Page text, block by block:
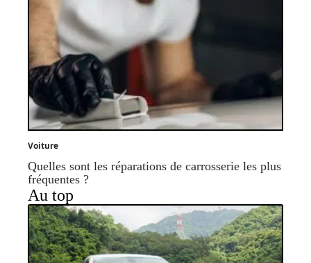
Voiture
Quelles sont les réparations de carrosserie les plus
fréquentes ?
Au top